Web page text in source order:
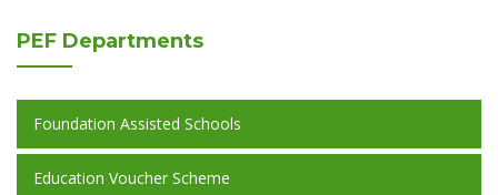
PEF Departments
Foundation Assisted Schools
Education Voucher Scheme